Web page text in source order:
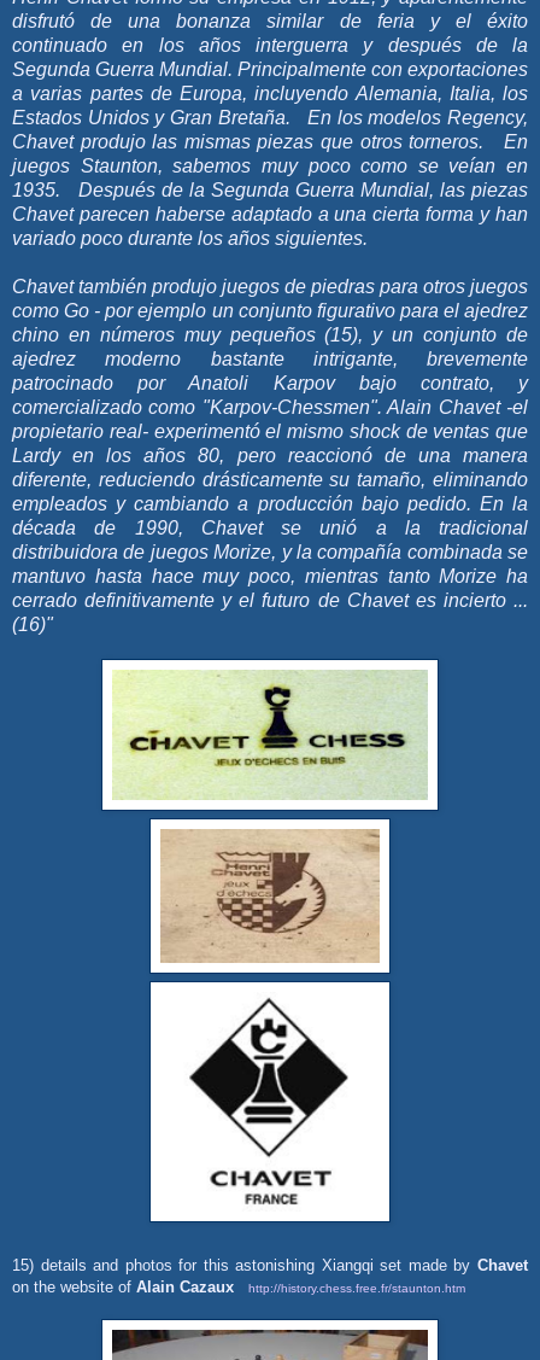
disfrutó de una bonanza similar de feria y el éxito
continuado en los años interguerra y después de la
Segunda Guerra Mundial. Principalmente con exportaciones
a varias partes de Europa, incluyendo Alemania, Italia, los
Estados Unidos y Gran Bretaña. En los modelos Regency,
Chavet produjo las mismas piezas que otros torneros. En
juegos Staunton, sabemos muy poco como se veían en
1935. Después de la Segunda Guerra Mundial, las piezas
Chavet parecen haberse adaptado a una cierta forma y han
variado poco durante los años siguientes.
Chavet también produjo juegos de piedras para otros juegos
como Go - por ejemplo un conjunto figurativo para el ajedrez
chino en números muy pequeños(15), y un conjunto de
ajedrez moderno bastante intrigante, brevemente
patrocinado por Anatoli Karpov bajo contrato, y
comercializado como "Karpov-Chessmen". Alain Chavet -el
propietario real- experimentó el mismo shock de ventas que
Lardy en los años 80, pero reaccionó de una manera
diferente, reduciendo drásticamente su tamaño, eliminando
empleados y cambiando a producción bajo pedido. En la
década de 1990, Chavet se unió a la tradicional
distribuidora de juegos Morize, y la compañía combinada se
mantuvo hasta hace muy poco, mientras tanto Morize ha
cerrado definitivamente y el futuro de Chavet es incierto ...
(16)"
15) details and photos for this astonishing Xiangqi set made by Chavet
on the website of Alain Cazaux http://history.chess.free.fr/staunton.htm